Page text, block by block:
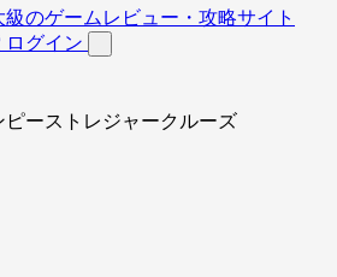
ログイン
ピーストレジャークルーズ